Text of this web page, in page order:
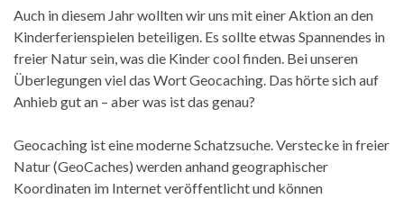
Auch in diesem Jahr wollten wir uns mit einer Aktion an den
Kinderferienspielen beteiligen. Es sollte etwas Spannendes in
freier Natur sein, was die Kinder cool finden. Bei unseren
Überlegungen viel das Wort Geocaching. Das hörte sich auf
Anhieb gut an – aber was ist das genau?
Geocaching ist eine moderne Schatzsuche. Verstecke in freier
Natur (GeoCaches) werden anhand geographischer
Koordinaten im Internet veröffentlicht und können